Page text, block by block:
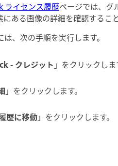
ライセンス履歴ページでは、グ
ある画像の詳細を確認すること
、次の手順を実行します。
- クレジット 」をクリックしま
」をクリックします。
歴に移動」をクリックします。